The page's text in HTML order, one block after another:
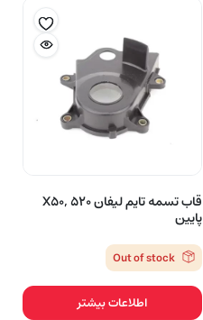
قاب تسمه تایم لیفان 520 ,X50
پایین
Out of stock
اطلاعات بیشتر